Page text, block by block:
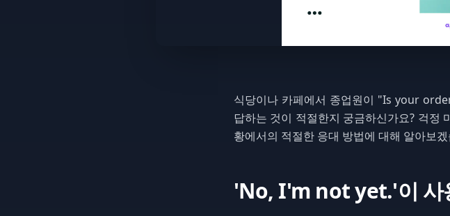
식당이나 카페에서 종업원이 "Is your
답하는 것이 적절한지 궁금하신가요? 걱
황에서의 적절한 응대 방법에 대해 알아보
'No, I'm not yet.'이 사